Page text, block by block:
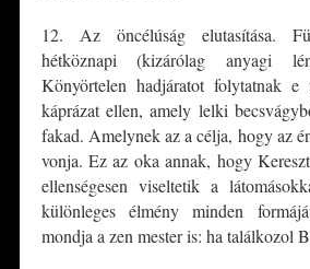
12. Az öncélúság elutasítása.
hétköznapi (kizárólag anyagi
Könyörtelen hadjáratot folytatnak e
káprázat ellen, amely lelki
fakad. Amelynek az a célja, hogy az
vonja. Ez az oka annak, hogy
ellenségesen viseltetik a
különleges élmény minden
mondja a zen mester is: ha találkozol